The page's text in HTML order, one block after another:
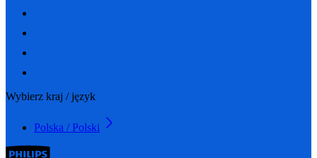
Wybierz kraj / język
Polska / Polski